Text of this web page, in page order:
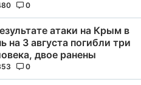
0
атаки на Крым в
на 3 августа погибли три
двое ранены
0